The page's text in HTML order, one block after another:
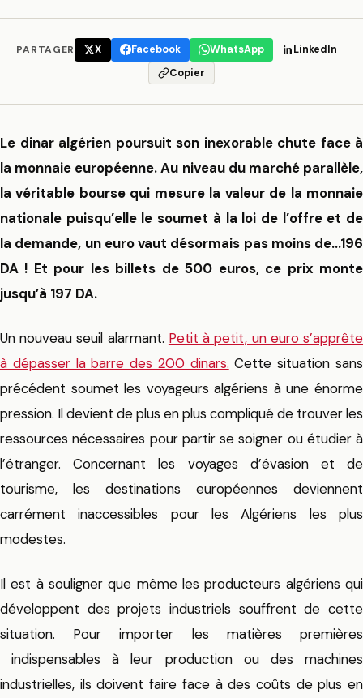
PARTAGER X Facebook WhatsApp
LinkedIn
Copier
Le dinar algérien poursuit son inexorable chute face à
la monnaie européenne. Au niveau du marché parallèle,
la véritable bourse qui mesure la valeur de la monnaie
nationale puisqu’elle le soumet à la loi de l’offre et de
la demande, un euro vaut désormais pas moins de…196
DA ! Et pour les billets de 500 euros, ce prix monte
jusqu’à 197 DA.
Un nouveau seuil alarmant. Petit à petit, un euro s’apprête
à dépasser la barre des 200 dinars. Cette situation sans
précédent soumet les voyageurs algériens à une énorme
pression. Il devient de plus en plus compliqué de trouver les
ressources nécessaires pour partir se soigner ou étudier à
l’étranger. Concernant les voyages d’évasion et de
tourisme, les destinations européennes deviennent
carrément inaccessibles pour les Algériens les plus
modestes.
Il est à souligner que même les producteurs algériens qui
développent des projets industriels souffrent de cette
situation. Pour importer les matières premières
indispensables à leur production ou des machines
industrielles, ils doivent faire face à des coûts de plus en